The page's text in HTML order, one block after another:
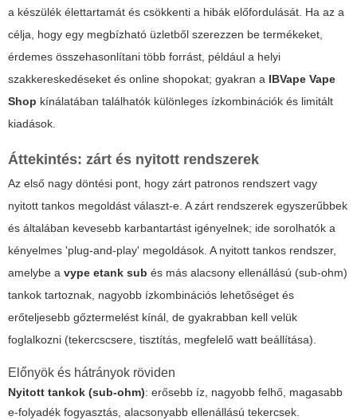
a készülék élettartamát és csökkenti a hibák előfordulását. Ha az a
célja, hogy egy megbízható üzletből szerezzen be termékeket,
érdemes összehasonlítani több forrást, például a helyi
szakkereskedéseket és online shopokat; gyakran a IBVape Vape
Shop kínálatában találhatók különleges ízkombinációk és limitált
kiadások.
Áttekintés: zárt és nyitott rendszerek
Az első nagy döntési pont, hogy zárt patronos rendszert vagy
nyitott tankos megoldást választ-e. A zárt rendszerek egyszerűbbek
és általában kevesebb karbantartást igényelnek; ide sorolhatók a
kényelmes 'plug-and-play' megoldások. A nyitott tankos rendszer,
amelybe a vype etank sub és más alacsony ellenállású (sub-ohm)
tankok tartoznak, nagyobb ízkombinációs lehetőséget és
erőteljesebb gőztermelést kínál, de gyakrabban kell velük
foglalkozni (tekercscsere, tisztítás, megfelelő watt beállítása).
Előnyök és hátrányok röviden
Nyitott tankok (sub-ohm): erősebb íz, nagyobb felhő, magasabb
e-folyadék fogyasztás, alacsonyabb ellenállású tekercsek.